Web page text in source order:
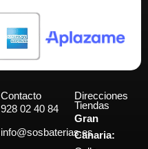
Contacto
928 02 40 84
info@sosbaterias.es
Direcciones
Tiendas
Gran
Canaria: